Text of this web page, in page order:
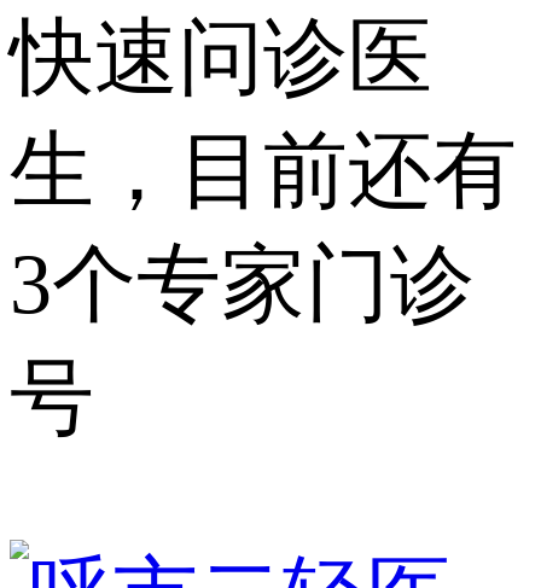
快速问诊医
生，目前还有
3个专家门诊
号